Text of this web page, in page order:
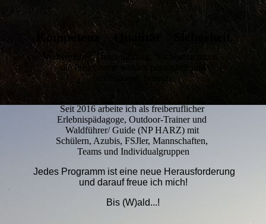
Kompetenz Qualität Sicherheit
Vorbereitung, Durchführung, Nachbetrachtung -
alle Programme werden persönlich und
Seit 2016 arbeite ich als freiberuflicher
Erlebnispädagoge, Outdoor-Trainer und
Waldführer/ Guide (NP HARZ) mit
Schülern, Azubis, FSJler, Mannschaften,
Teams und Individualgruppen
Jedes Programm ist eine neue Herausforderung
und darauf freue ich mich!
Bis (W)ald...!